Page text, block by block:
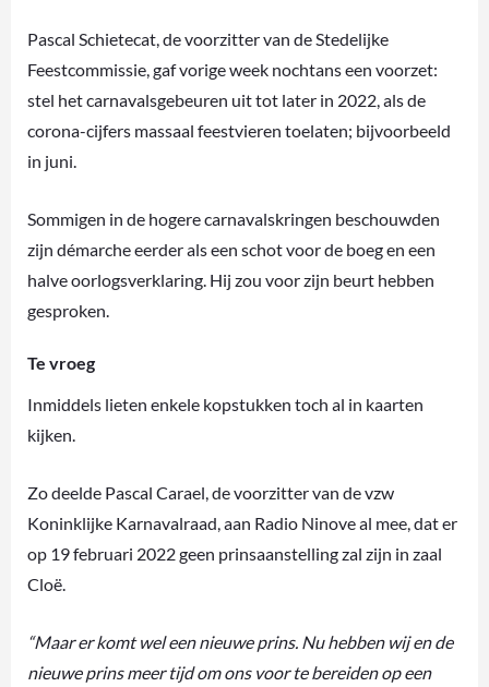
Pascal Schietecat, de voorzitter van de Stedelijke
Feestcommissie, gaf vorige week nochtans een voorzet:
stel het carnavalsgebeuren uit tot later in 2022, als de
corona-cijfers massaal feestvieren toelaten; bijvoorbeeld
in juni.
Sommigen in de hogere carnavalskringen beschouwden
zijn démarche eerder als een schot voor de boeg en een
halve oorlogsverklaring. Hij zou voor zijn beurt hebben
gesproken.
Te vroeg
Inmiddels lieten enkele kopstukken toch al in kaarten
kijken.
Zo deelde Pascal Carael, de voorzitter van de vzw
Koninklijke Karnavalraad, aan Radio Ninove al mee, dat er
op 19 februari 2022 geen prinsaanstelling zal zijn in zaal
Cloë.
“Maar er komt wel een nieuwe prins. Nu hebben wij en de
nieuwe prins meer tijd om ons voor te bereiden op een